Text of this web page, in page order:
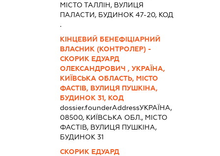
МІСТО ТАЛЛІН, ВУЛИЦЯ
ПАЛАСТИ, БУДИНОК 47-20, КОД
.
КІНЦЕВИЙ БЕНЕФІЦІАРНИЙ
ВЛАСНИК (КОНТРОЛЕР) -
СКОРИК ЕДУАРД
ОЛЕКСАНДРОВИЧ , УКРАЇНА,
КИЇВСЬКА ОБЛАСТЬ, МІСТО
ФАСТІВ, ВУЛИЦЯ ПУШКІНА,
БУДИНОК 31, КОД
dossier.founderAddressУКРАЇНА,
08500, КИЇВСЬКА ОБЛ., МІСТО
ФАСТІВ, ВУЛИЦЯ ПУШКІНА,
БУДИНОК 31
СКОРИК ЕДУАРД